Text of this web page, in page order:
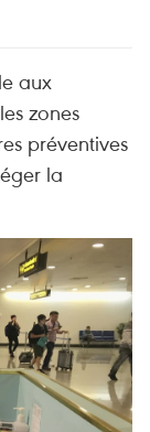
aux
zones
préventives
la